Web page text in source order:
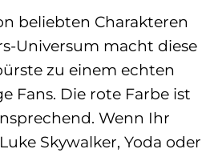
beliebten Charakteren
Universum macht diese
zu einem echten
Fans. Die rote Farbe ist
Wenn Ihr
Skywalker, Yoda oder